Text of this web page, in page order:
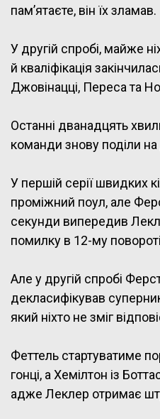
пам’ятаєте, він їх зламав.
У другій спробі, майже
й кваліфікація
Джовінацці, Переса та
Останні дванадцять
команди знову поділи на
У першій серії швидких
проміжний поул, але
секунди випередив
помилку в 12-му
Але у другій спробі
декласифікував
який ніхто не зміг
Феттель стартуватиме
гонці, а Хемілтон із
адже Леклер отримає